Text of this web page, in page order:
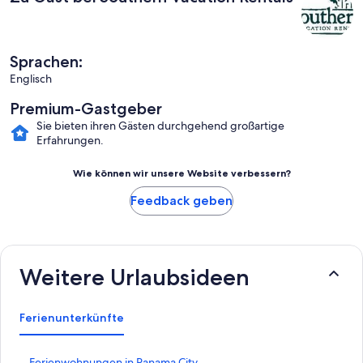
Sprachen:
Englisch
Premium-Gastgeber
Sie bieten ihren Gästen durchgehend großartige
Erfahrungen.
Wie können wir unsere Website verbessern?
Feedback geben
Weitere Urlaubsideen
Ferienunterkünfte